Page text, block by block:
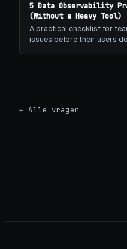
5 Data Observability
(Without a Heavy Tool)
A practical checklist for
issues before their users
← Alle vragen